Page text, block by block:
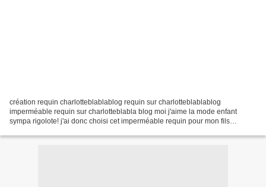
création requin charlotteblablablog requin sur charlotteblablablog
imperméable requin sur charlotteblabla blog moi j'aime la mode enfant
sympa rigolote! j'ai donc choisi cet imperméable requin pour mon fils